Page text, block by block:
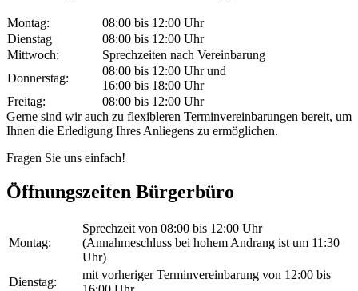
Montag:
08:00 bis 12:00 Uhr
Dienstag
08:00 bis 12:00 Uhr
Mittwoch:
Sprechzeiten nach Vereinbarung
Donnerstag:
08:00 bis 12:00 Uhr und
16:00 bis 18:00 Uhr
Freitag:
08:00 bis 12:00 Uhr
Gerne sind wir auch zu flexibleren Terminvereinbarungen bereit, um
Ihnen die Erledigung Ihres Anliegens zu ermöglichen.
Fragen Sie uns einfach!
Öffnungszeiten Bürgerbüro
Montag:
Sprechzeit von 08:00 bis 12:00 Uhr
(Annahmeschluss bei hohem Andrang ist um 11:30
Uhr)
Dienstag:
mit vorheriger Terminvereinbarung von 12:00 bis